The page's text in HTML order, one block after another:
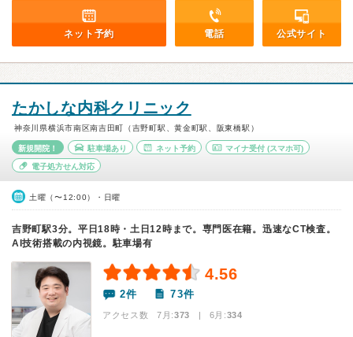
ネット予約 電話 公式サイト
たかしな内科クリニック
神奈川県横浜市南区南吉田町（吉野町駅、黄金町駅、阪東橋駅）
新規開院！ 駐車場あり ネット予約 マイナ受付 (スマホ可)
電子処方せん対応
土曜（〜12:00）・日曜
吉野町駅3分。平日18時・土日12時まで。専門医在籍。迅速なCT検査。
AI技術搭載の内視鏡。駐車場有
4.56
2件 73件
アクセス数 7月:373 | 6月:334